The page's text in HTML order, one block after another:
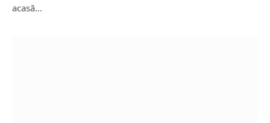
acasă…